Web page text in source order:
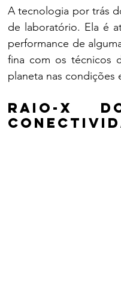
A tecnologia por trás
de laboratório. Ela é
performance de
fina com os técnicos
planeta nas condições
Raio-X